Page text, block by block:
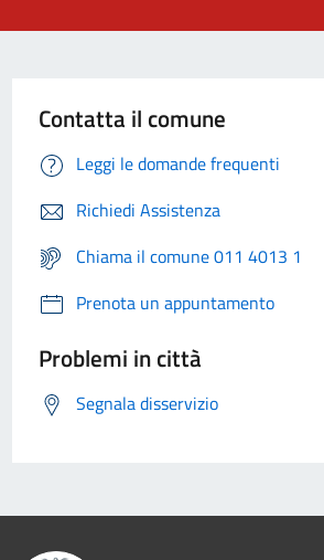
Contatta il comune
Leggi le domande frequenti
Richiedi Assistenza
Chiama il comune 011 4013 1
Prenota un appuntamento
Problemi in città
Segnala disservizio